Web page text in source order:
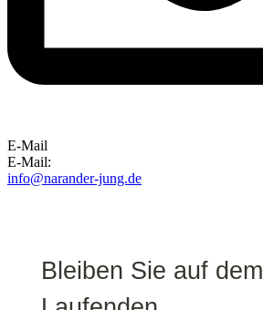
E-Mail
E-Mail:
info@narander-jung.de
Bleiben Sie auf dem